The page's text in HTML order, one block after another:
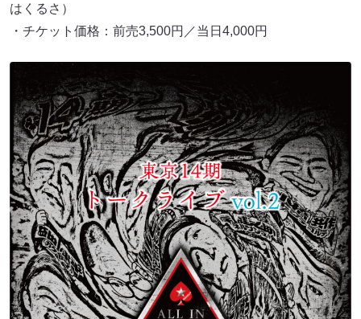
はくるさ）
・チケット価格：前売3,500円／当日4,000円